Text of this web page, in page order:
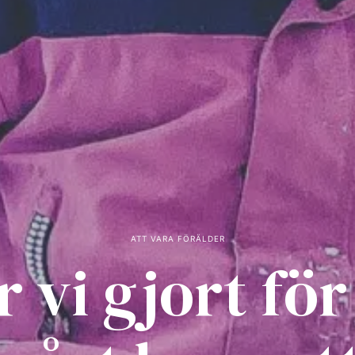
ATT VARA FÖRÄLDER
vi gjort